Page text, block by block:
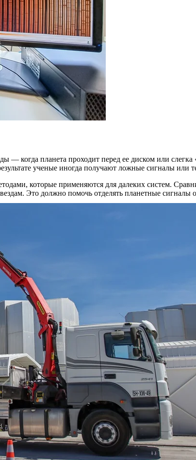
— когда планета проходит перед ее диском или слегка
ученые иногда получают ложные сигналы или
которые применяются для далеких систем.
Это должно помочь отделять планетные